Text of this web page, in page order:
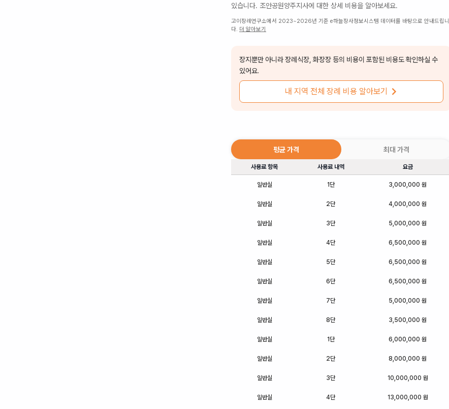
있습니다. 조안공원양주지사에 대한 상세 비용을 알아보세요.
고이장례연구소에서 2023~2026년 기준 e하늘장사정보시스템 데이터를 바탕으로 안내드립니
다. 더 알아보기
장지뿐만 아니라 장례식장, 화장장 등의 비용이 포함된 비용도 확인하실 수
있어요.
내 지역 전체 장례 비용 알아보기
평균 가격 최대 가격
사용료 항목 사용료 내역 요금
일반실 1단 3,000,000 원
일반실 2단 4,000,000 원
일반실 3단 5,000,000 원
일반실 4단 6,500,000 원
일반실 5단 6,500,000 원
일반실 6단 6,500,000 원
일반실 7단 5,000,000 원
일반실 8단 3,500,000 원
일반실 1단 6,000,000 원
일반실 2단 8,000,000 원
일반실 3단 10,000,000 원
일반실 4단 13,000,000 원